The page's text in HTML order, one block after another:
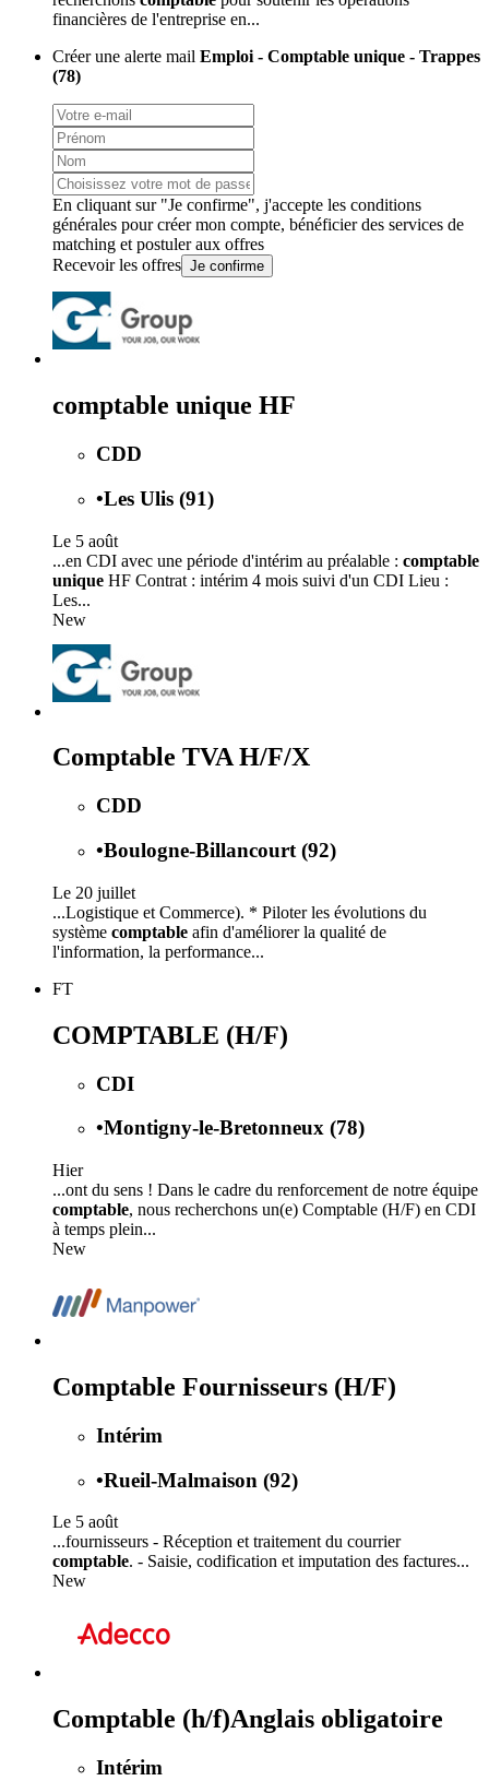
financières de l'entreprise en...
Créer une alerte mail Emploi - Comptable unique - Trappes
(78)
En cliquant sur "Je confirme", j'accepte les conditions
générales pour créer mon compte, bénéficier des services de
matching et postuler aux offres
Recevoir les offres Je confirme
comptable unique HF
CDD
•Les Ulis (91)
Le 5 août
...en CDI avec une période d'intérim au préalable : comptable
unique HF Contrat : intérim 4 mois suivi d'un CDI Lieu :
Les...
New
Comptable TVA H/F/X
CDD
•Boulogne-Billancourt (92)
Le 20 juillet
...Logistique et Commerce). * Piloter les évolutions du
système comptable afin d'améliorer la qualité de
l'information, la performance...
FT
COMPTABLE (H/F)
CDI
•Montigny-le-Bretonneux (78)
Hier
...ont du sens ! Dans le cadre du renforcement de notre équipe
comptable, nous recherchons un(e) Comptable (H/F) en CDI
à temps plein...
New
Comptable Fournisseurs (H/F)
Intérim
•Rueil-Malmaison (92)
Le 5 août
...fournisseurs - Réception et traitement du courrier
comptable. - Saisie, codification et imputation des factures...
New
Comptable (h/f)Anglais obligatoire
Intérim